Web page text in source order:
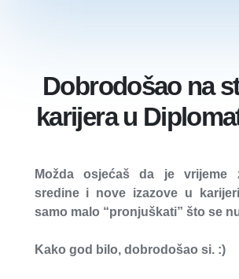
Dobrodošao na
karijera u
Možda osjećaš da je vrijeme
sredine i nove izazove u
samo malo “pronjuškati” što se
Kako god bilo, dobrodošao si. :)